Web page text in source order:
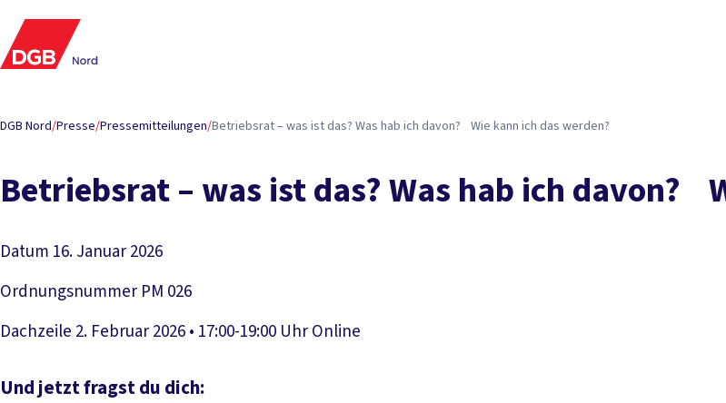
DGB Nord/Presse/Pressemitteilungen/Betriebsrat – was ist das? Was hab ich davon? Wie kann ich das werden?
Betriebsrat – was ist das? Was hab ich davon?
Datum 16. Januar 2026
Ordnungsnummer PM 026
Dachzeile 2. Februar 2026 • 17:00-19:00 Uhr Online
Und jetzt fragst du dich: